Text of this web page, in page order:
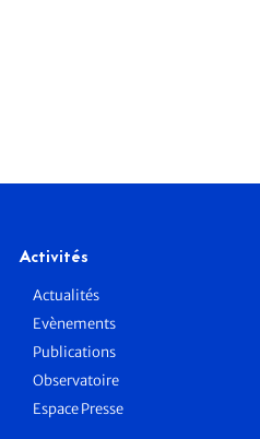
Activités
Actualités
Evènements
Publications
Observatoire
Espace Presse